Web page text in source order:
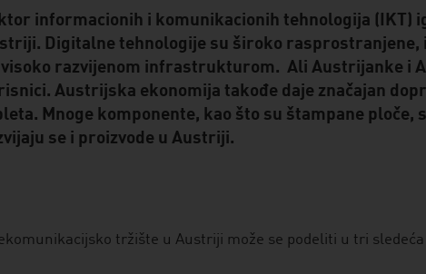
Module
informacionih i komunikacionih tehnologija (IKT)
Digitalne tehnologije su široko rasprostranjene,
visoko razvijenom infrastrukturom. Ali Austrijanke i
Austrijska ekonomija takođe daje značajan
Mnoge komponente, kao što su štampane
se i proizvode u Austriji.
tržište u Austriji može se podeliti u tri